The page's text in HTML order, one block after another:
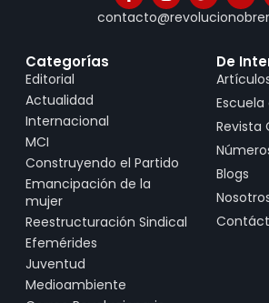
Categorías
Editorial
Actualidad
Internacional
MCI
Construyendo el Partido
Emancipación de la
mujer
Reestructuración Sindical
Efemérides
Juventud
Medioambiente
De
Revista
Blogs